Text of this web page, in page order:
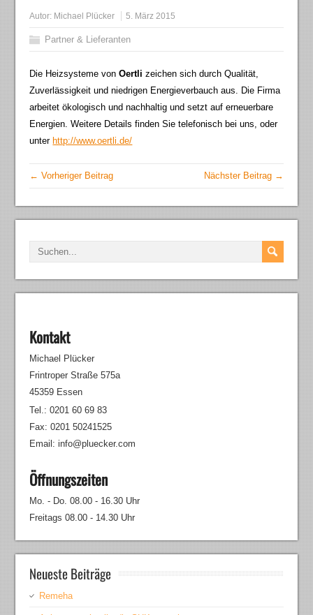
Autor: Michael Plücker 5. März 2015
Partner & Lieferanten
Die Heizsysteme vonOertli zeichen sich durch Qualität,
Zuverlässigkeit und niedrigen Energieverbauch aus. Die Firma
arbeitet ökologisch und nachhaltig und setzt auf erneuerbare
Energien. Weitere Details finden Sie telefonisch bei uns, oder
unter http://www.oertli.de/
← Vorheriger Beitrag Nächster Beitrag →
Kontakt
Michael Plücker
Frintroper Straße 575a
45359 Essen
Tel.: 0201 60 69 83
Fax: 0201 50241525
Email: info@pluecker.com
Öffnungszeiten
Mo. - Do. 08.00 - 16.30 Uhr
Freitags 08.00 - 14.30 Uhr
Neueste Beiträge
Remeha